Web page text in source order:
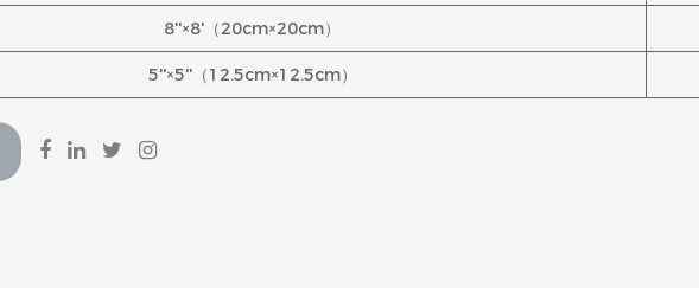
8''×8'（20cm×20cm）
5''×5''（12.5cm×12.5cm）